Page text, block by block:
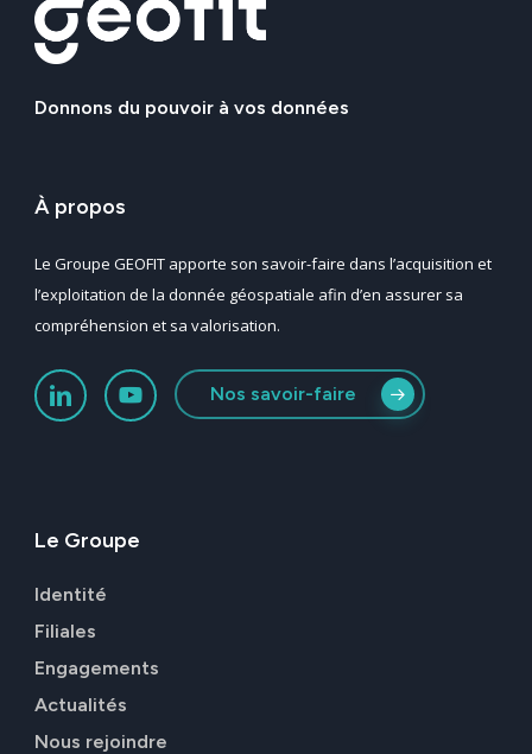
Donnons du pouvoir à vos données
À propos
Le Groupe GEOFIT apporte son savoir-faire dans l’acquisition et
l’exploitation de la donnée géospatiale afin d’en assurer sa
compréhension et sa valorisation.
Nos savoir-faire
Le Groupe
Identité
Filiales
Engagements
Actualités
Nous rejoindre